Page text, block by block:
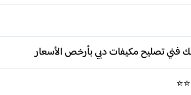
فني تصليح مكيفات دبي بأرخص الأسعار